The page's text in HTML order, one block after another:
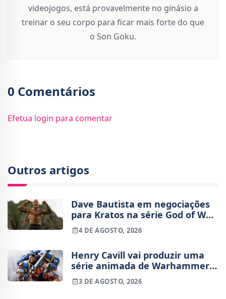
videojogos, está provavelmente no ginásio a
treinar o seu corpo para ficar mais forte do que
o Son Goku.
0 Comentários
Efetua login para comentar
Outros artigos
Dave Bautista em negociações
para Kratos na série God of War
da Amazon
4 DE AGOSTO, 2026
Henry Cavill vai produzir uma
série animada de Warhammer
40,000 para a Amazon
3 DE AGOSTO, 2026